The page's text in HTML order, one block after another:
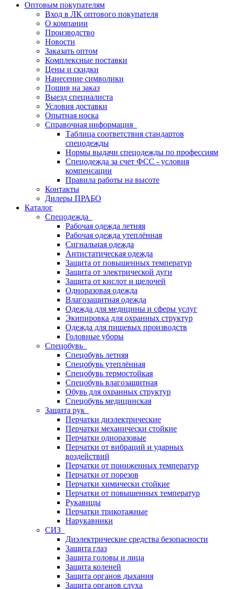
Оптовым покупателям
Вход в ЛК оптового покупателя
О компании
Производство
Новости
Заказать оптом
Комплексные поставки
Цены и скидки
Нанесение символики
Пошив на заказ
Выезд специалиста
Условия доставки
Опытная носка
Справочная информация
Таблица соответствия стандартов
спецодежды
Нормы выдачи спецодежды по профессиям
Спецодежда за счет ФСС - условия
компенсации
Правила работы на высоте
Контакты
Дилеры ПРАБО
Каталог
Спецодежда
Рабочая одежда летняя
Рабочая одежда утеплённая
Сигнальная одежда
Антистатическая одежда
Защита от повышенных температур
Защита от электрической дуги
Защита от кислот и щелочей
Одноразовая одежда
Влагозащитная одежда
Одежда для медицины и сферы услуг
Экипировка для охранных структур
Одежда для пищевых производств
Головные уборы
Спецобувь
Спецобувь летняя
Спецобувь утеплённая
Спецобувь термостойкая
Спецобувь влагозащитная
Обувь для охранных структур
Спецобувь медицинская
Защита рук
Перчатки диэлектрические
Перчатки механически стойкие
Перчатки одноразовые
Перчатки от вибраций и ударных
воздействий
Перчатки от пониженных температур
Перчатки от порезов
Перчатки химически стойкие
Перчатки от повышенных температур
Рукавицы
Перчатки трикотажные
Нарукавники
СИЗ
Диэлектрические средства безопасности
Защита глаз
Защита головы и лица
Защита коленей
Защита органов дыхания
Защита органов слуха